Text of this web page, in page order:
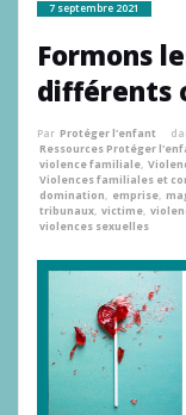
7 septembre 2021
Formons
différents
Par Protéger l'enfant
Ressources Protéger
violence familiale,
Violences familiales et
domination, emprise,
tribunaux, victime,
violences sexuelles